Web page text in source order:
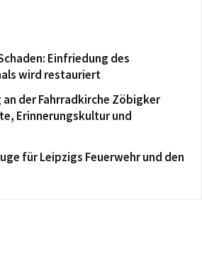
Einfriedung des
wird restauriert
an der Fahrradkirche Zöbigker
Erinnerungskultur und
für Leipzigs Feuerwehr und den